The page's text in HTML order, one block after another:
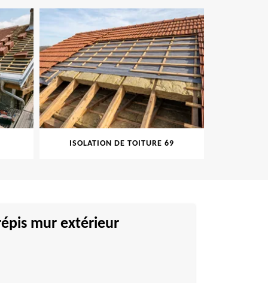
ISOLATION DE TOITURE 69
mur extérieur